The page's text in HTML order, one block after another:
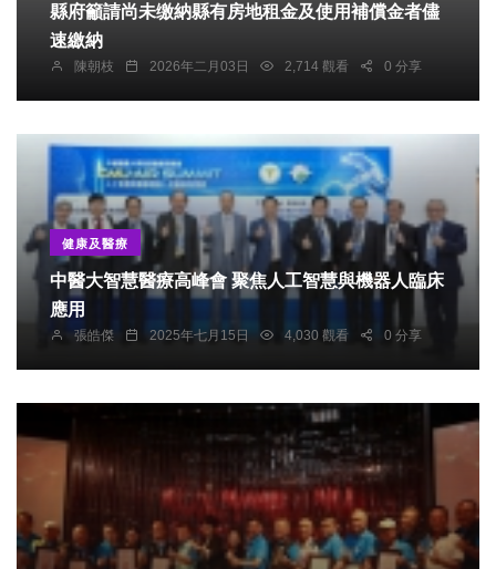
縣府籲請尚未缴納縣有房地租金及使用補償金者儘
速繳納
陳朝枝 2026年二月03日 2,714 觀看 0 分享
健康及醫療
中醫大智慧醫療高峰會 聚焦人工智慧與機器人臨床
應用
張皓傑 2025年七月15日 4,030 觀看 0 分享